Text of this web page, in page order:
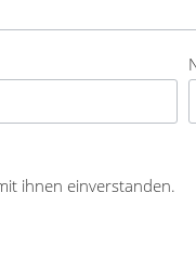
ihnen einverstanden.